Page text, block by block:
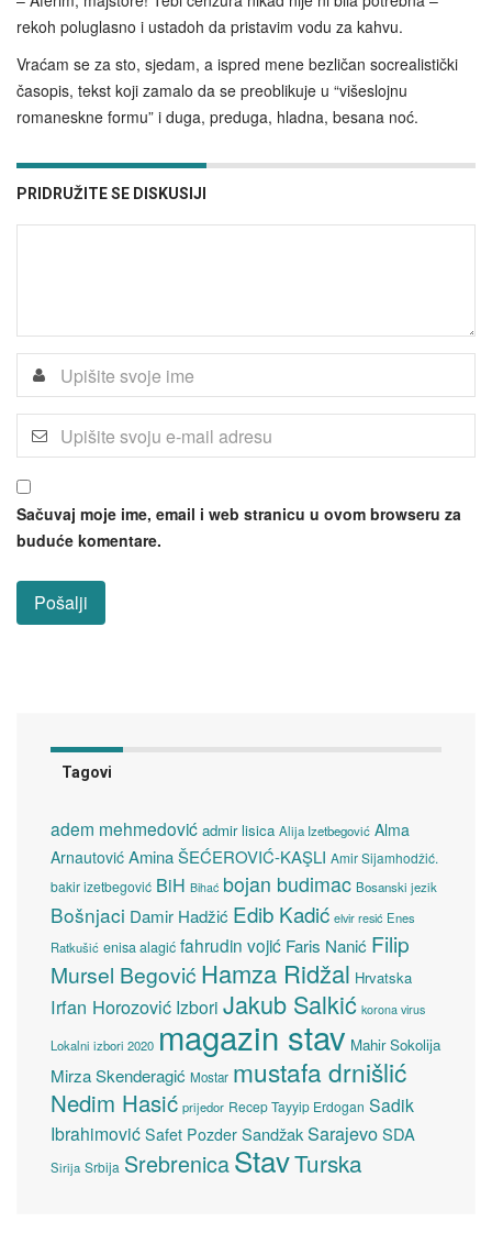
rekoh poluglasno i ustadoh da pristavim vodu za kahvu.
Vraćam se za sto, sjedam, a ispred mene bezličan socrealistički
časopis, tekst koji zamalo da se preoblikuje u “višeslojnu
romaneskne formu” i duga, preduga, hladna, besana noć.
PRIDRUŽITE SE DISKUSIJI
Sačuvaj moje ime, email i web stranicu u ovom browseru za
buduće komentare.
Tagovi
adem mehmedović admir lisica Alija Izetbegović Alma
Arnautović Amina ŠEĆEROVIĆ-KAŞLI Amir Sijamhodžić.
bakir izetbegović BiH Bihać bojan budimac Bosanski jezik
Bošnjaci Damir Hadžić Edib Kadić elvir resić Enes
Ratkušić enisa alagić fahrudin vojić Faris Nanić Filip
Mursel Begović Hamza Ridžal Hrvatska
Irfan Horozović Izbori Jakub Salkić korona virus
Lokalni izbori 2020 magazin stav Mahir Sokolija
Mirza Skenderagić Mostar mustafa drnišlić
Nedim Hasić prijedor Recep Tayyip Erdogan Sadik
Ibrahimović Safet Pozder SandžakSarajevoSDA
Sirija Srbija SrebrenicaStavTurska